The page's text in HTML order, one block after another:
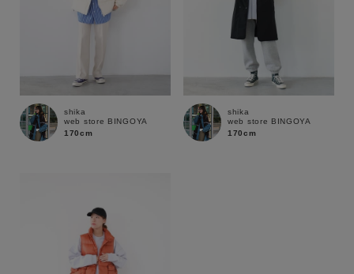
shika
web store BINGOYA
170cm
shika
web store BINGOYA
170cm